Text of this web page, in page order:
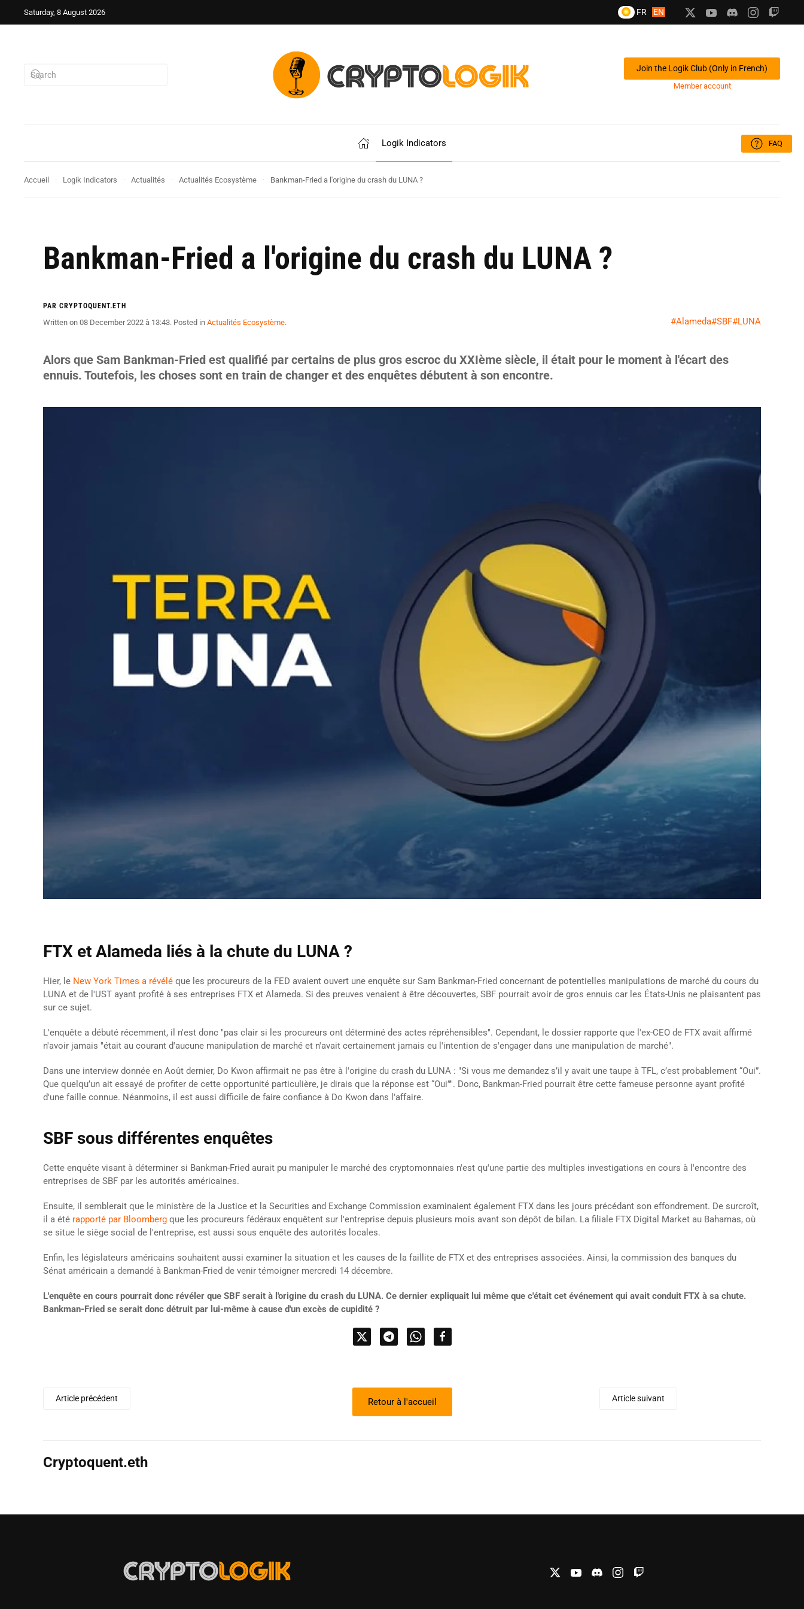
Saturday, 8 August 2026 FR EN
Join the Logik Club (Only in French)
Member account
Logik Indicators FAQ
Accueil Logik Indicators Actualités Actualités Ecosystème Bankman-Fried a l'origine du crash du LUNA ?
Bankman-Fried a l'origine du crash du LUNA ?
PAR CRYPTOQUENT.ETH
Written on 08 December 2022 à 13:43. Posted in Actualités Ecosystème. #Alameda#SBF#LUNA
Alors que Sam Bankman-Fried est qualifié par certains de plus gros escroc du XXIème siècle, il était pour le moment à l'écart des
ennuis. Toutefois, les choses sont en train de changer et des enquêtes débutent à son encontre.
FTX et Alameda liés à la chute du LUNA ?
Hier, le New York Times a révélé que les procureurs de la FED avaient ouvert une enquête sur Sam Bankman-Fried concernant de potentielles manipulations de marché du cours du
LUNA et de l'UST ayant profité à ses entreprises FTX et Alameda. Si des preuves venaient à être découvertes, SBF pourrait avoir de gros ennuis car les États-Unis ne plaisantent pas
sur ce sujet.
L'enquête a débuté récemment, il n'est donc "pas clair si les procureurs ont déterminé des actes répréhensibles". Cependant, le dossier rapporte que l'ex-CEO de FTX avait affirmé
n'avoir jamais "était au courant d'aucune manipulation de marché et n'avait certainement jamais eu l'intention de s'engager dans une manipulation de marché".
Dans une interview donnée en Août dernier, Do Kwon affirmait ne pas être à l'origine du crash du LUNA : "Si vous me demandez s’il y avait une taupe à TFL, c’est probablement “Oui”.
Que quelqu’un ait essayé de profiter de cette opportunité particulière, je dirais que la réponse est “Oui”". Donc, Bankman-Fried pourrait être cette fameuse personne ayant profité
d'une faille connue. Néanmoins, il est aussi difficile de faire confiance à Do Kwon dans l'affaire.
SBF sous différentes enquêtes
Cette enquête visant à déterminer si Bankman-Fried aurait pu manipuler le marché des cryptomonnaies n'est qu'une partie des multiples investigations en cours à l'encontre des
entreprises de SBF par les autorités américaines.
Ensuite, il semblerait que le ministère de la Justice et la Securities and Exchange Commission examinaient également FTX dans les jours précédant son effondrement. De surcroît,
il a été rapporté par Bloomberg que les procureurs fédéraux enquêtent sur l'entreprise depuis plusieurs mois avant son dépôt de bilan. La filiale FTX Digital Market au Bahamas, où
se situe le siège social de l'entreprise, est aussi sous enquête des autorités locales.
Enfin, les législateurs américains souhaitent aussi examiner la situation et les causes de la faillite de FTX et des entreprises associées. Ainsi, la commission des banques du
Sénat américain a demandé à Bankman-Fried de venir témoigner mercredi 14 décembre.
L'enquête en cours pourrait donc révéler que SBF serait à l'origine du crash du LUNA. Ce dernier expliquait lui même que c'était cet événement qui avait conduit FTX à sa chute.
Bankman-Fried se serait donc détruit par lui-même à cause d'un excès de cupidité ?
Article précédent Retour à l'accueil Article suivant
Cryptoquent.eth